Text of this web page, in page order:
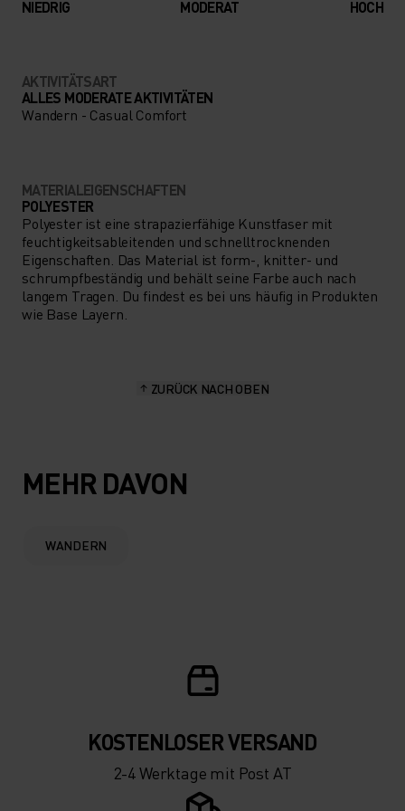
NIEDRIG MODERAT HOCH
AKTIVITÄTSART
ALLES MODERATE AKTIVITÄTEN
Wandern - Casual Comfort
MATERIALEIGENSCHAFTEN
POLYESTER
Polyester ist eine strapazierfähige Kunstfaser mit
feuchtigkeitsableitenden und schnelltrocknenden
Eigenschaften. Das Material ist form-, knitter- und
schrumpfbeständig und behält seine Farbe auch nach
langem Tragen. Du findest es bei uns häufig in Produkten
wie Base Layern.
ZURÜCK NACH OBEN
MEHR DAVON
WANDERN
KOSTENLOSER VERSAND
2-4 Werktage mit Post AT